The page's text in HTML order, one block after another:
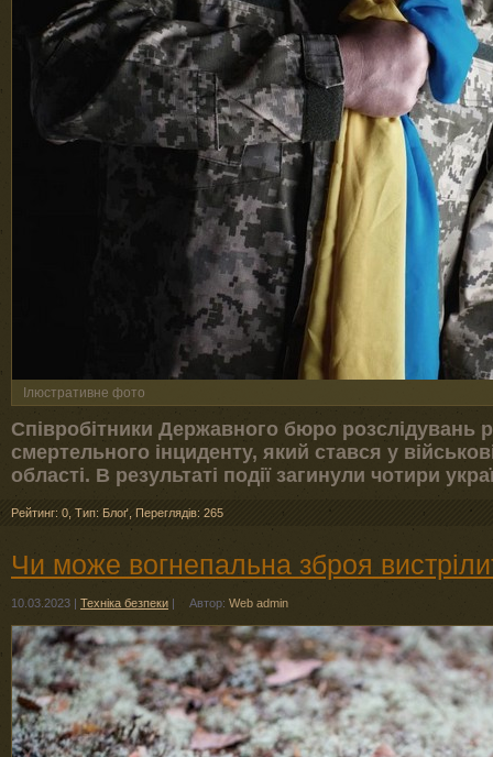
Ілюстративне фото
Співробітники Державного бюро розслідувань
смертельного інциденту, який стався у
області. В результаті події загинули чотири
Рейтинг: 0 Тип: Блоґ Переглядів: 265
Чи може вогнепальна зброя
10.03.2023 | Техніка безпеки | Автор: Web admin